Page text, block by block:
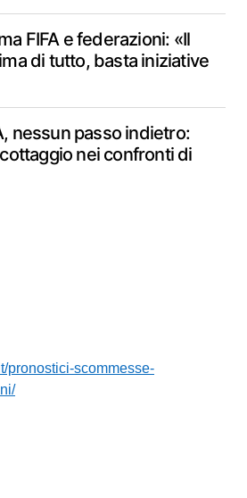
FIFA e federazioni: «Il
di tutto, basta iniziative
nessun passo indietro:
nei confronti di